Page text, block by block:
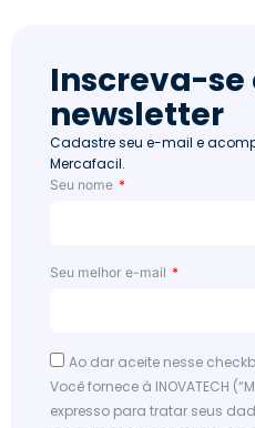
Inscreva-se
newsletter
Cadastre seu e-mail e
Mercafacil.
Seu nome
Seu melhor e-mail
Ao dar aceite nesse
Você fornece à INOVATECH
expresso para tratar seus